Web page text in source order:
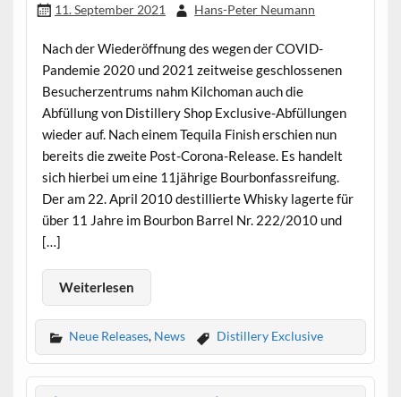
11. September 2021 Hans-Peter Neumann
Nach der Wiederöffnung des wegen der COVID-
Pandemie 2020 und 2021 zeitweise geschlossenen
Besucherzentrums nahm Kilchoman auch die
Abfüllung von Distillery Shop Exclusive-Abfüllungen
wieder auf. Nach einem Tequila Finish erschien nun
bereits die zweite Post-Corona-Release. Es handelt
sich hierbei um eine 11jährige Bourbonfassreifung.
Der am 22. April 2010 destillierte Whisky lagerte für
über 11 Jahre im Bourbon Barrel Nr. 222/2010 und
[…]
Weiterlesen
Neue Releases, News Distillery Exclusive